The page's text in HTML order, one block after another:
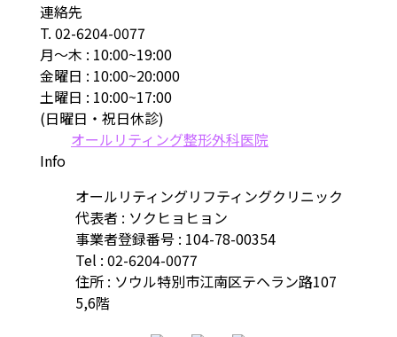
連絡先
T. 02-6204-0077
月～木 : 10:00~19:00
金曜日 : 10:00~20:000
土曜日 : 10:00~17:00
(日曜日・祝日休診)
オールリティング整形外科医院
Info
オールリティングリフティングクリニック
代表者 : ソクヒョヒョン
事業者登録番号 : 104-78-00354
Tel : 02-6204-0077
住所 : ソウル特別市江南区テヘラン路107
5,6階